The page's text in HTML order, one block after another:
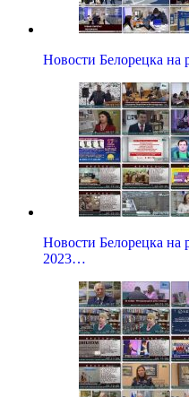
Новости Белорецка на
Новости Белорецка на
2023…